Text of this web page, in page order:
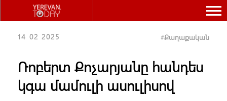
#Քաղաքական
14 02 2025
Ռոբերտ Քոչարյանը հանդես
կգա մամուլի ասուլիսով